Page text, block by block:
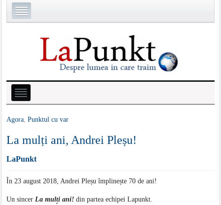
Agora ,Punktul cu var
La mulți ani, Andrei Pleșu!
LaPunkt
În 23 august 2018, Andrei Pleșu împlinește 70 de ani!
Un sincer La mulți ani! din partea echipei Lapunkt.